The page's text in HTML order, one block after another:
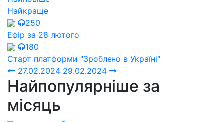
Найкраще
250
Ефір за 28 лютого
180
Старт платформи "Зроблено в Україні"
27.02.2024 29.02.2024
Найпопулярніше за
місяць